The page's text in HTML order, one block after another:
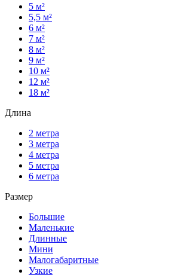
5 м²
5,5 м²
6 м²
7 м²
8 м²
9 м²
10 м²
12 м²
18 м²
Длина
2 метра
3 метра
4 метра
5 метра
6 метра
Размер
Большие
Маленькие
Длинные
Мини
Малогабаритные
Узкие